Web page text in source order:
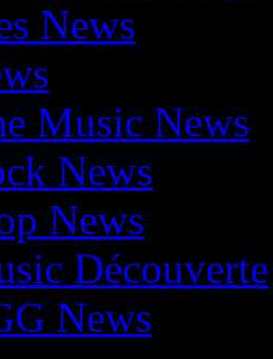
News
Music News
News
News
Découverte
News